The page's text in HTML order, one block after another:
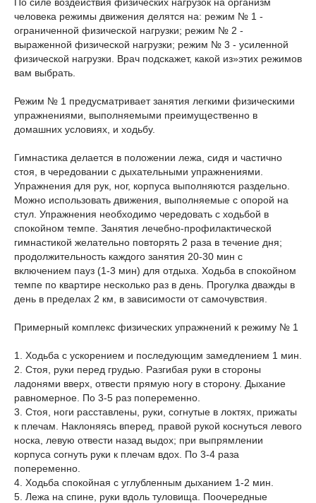
человека режимы движения делятся на: режим № 1 -
ограниченной физической нагрузки; режим № 2 -
выраженной физической нагрузки; режим № 3 - усиленной
физической нагрузки. Врач подскажет, какой из»этих режимов
вам выбрать.
Режим № 1 предусматривает занятия легкими физическими
упражнениями, выполняемыми преимущественно в
домашних условиях, и ходьбу.
Гимнастика делается в положении лежа, сидя и частично
стоя, в чередовании с дыхательными упражнениями.
Упражнения для рук, ног, корпуса выполняются раздельно.
Можно использовать движения, выполняемые с опорой на
стул. Упражнения необходимо чередовать с ходьбой в
спокойном темпе. Занятия лечебно-профилактической
гимнастикой желательно повторять 2 раза в течение дня;
продолжительность каждого занятия 20-30 мин с
включением пауз (1-3 мин) для отдыха. Ходьба в спокойном
темпе по квартире несколько раз в день. Прогулка дважды в
день в пределах 2 км, в зависимости от самочувствия.
Примерный комплекс физических упражнений к режиму № 1
1. Ходьба с ускорением и последующим замедлением 1 мин.
2. Стоя, руки перед грудью. Разгибая руки в стороны
ладонями вверх, отвести прямую ногу в сторону. Дыхание
равномерное. По 3-5 раз попеременно.
3. Стоя, ноги расставлены, руки, согнутые в локтях, прижаты
к плечам. Наклоняясь вперед, правой рукой коснуться левого
носка, левую отвести назад выдох; при выпрямлении
корпуса согнуть руки к плечам вдох. По 3-4 раза
попеременно.
4. Ходьба спокойная с углубленным дыханием 1-2 мин.
5. Лежа на спине, руки вдоль туловища. Поочередные